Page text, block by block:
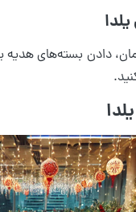
دادن بسته‌های